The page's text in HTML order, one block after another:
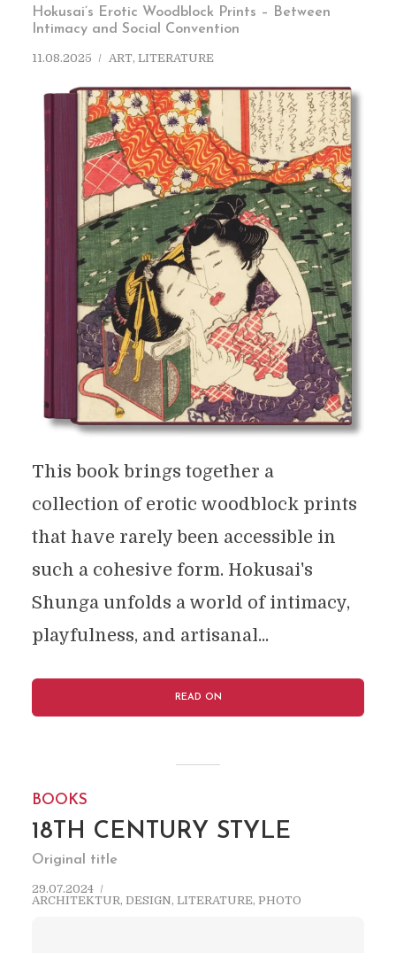
Hokusai’s Erotic Woodblock Prints – Between
Intimacy and Social Convention
11.08.2025 ART, LITERATURE
This book brings together a
collection of erotic woodblock prints
that have rarely been accessible in
such a cohesive form. Hokusai's
Shunga unfolds a world of intimacy,
playfulness, and artisanal...
READ ON
BOOKS
18TH CENTURY STYLE
Original title
29.07.2024
ARCHITEKTUR, DESIGN, LITERATURE, PHOTO